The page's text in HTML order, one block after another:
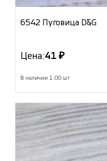
6542 Пуговица D&G
Цена:41 ₽
В наличии 1.00 шт